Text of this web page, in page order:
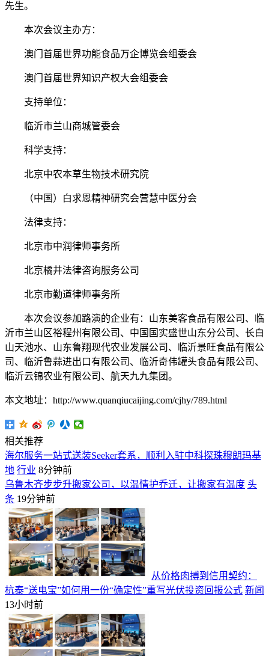
先生。
本次会议主办方：
澳门首届世界功能食品万企博览会组委会
澳门首届世界知识产权大会组委会
支持单位：
临沂市兰山商城管委会
科学支持：
北京中农本草生物技术研究院
（中国）白求恩精神研究会营慧中医分会
法律支持：
北京市中润律师事务所
北京橘井法律咨询服务公司
北京市勤道律师事务所
本次会议参加路演的企业有：山东美客食品有限公司、临
沂市兰山区裕程州有限公司、中国国实盛世山东分公司、长白
山天池水、山东鲁翔现代农业发展公司、临沂景旺食品有限公
司、临沂鲁蒜进出口有限公司、临沂奇伟罐头食品有限公司、
临沂云锦农业有限公司、航天九九集团。
本文地址：http://www.quanqiucaijing.com/cjhy/789.html
相关推荐
海尔服务一站式送装Seeker套系，顺利入驻中科探珠穆朗玛基
地 行业 8分钟前
乌鲁木齐步步升搬家公司，以温情护乔迁，让搬家有温度 头
条 19分钟前
从价格肉搏到信用契约：
杭泰“送电宝”如何用一份“确定性”重写光伏投资回报公式 新闻
13小时前